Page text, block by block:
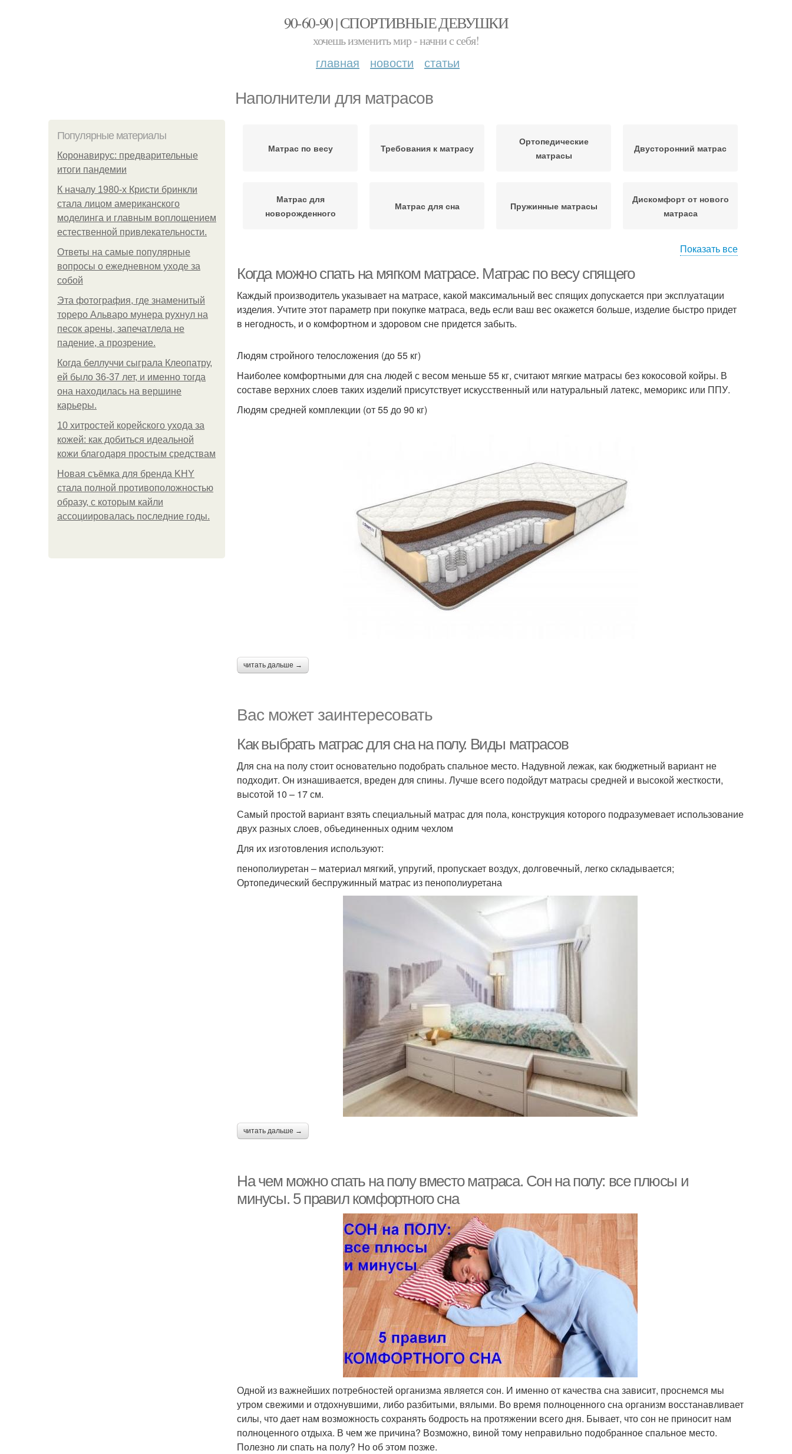
90-60-90 | СПОРТИВНЫЕ ДЕВУШКИ
хочешь изменить мир - начни с себя!
главная новости статьи
Наполнители для матрасов
Популярные материалы
Коронавирус: предварительные
итоги пандемии
К началу 1980-х Кристи бринкли
стала лицом американского
моделинга и главным воплощением
естественной привлекательности.
Ответы на самые популярные
вопросы о ежедневном уходе за
собой
Эта фотография, где знаменитый
тореро Альваро мунера рухнул на
песок арены, запечатлела не
падение, а прозрение.
Когда беллуччи сыграла Клеопатру,
ей было 36-37 лет, и именно тогда
она находилась на вершине
карьеры.
10 хитростей корейского ухода за
кожей: как добиться идеальной
кожи благодаря простым средствам
Новая съёмка для бренда KHY
стала полной противоположностью
образу, с которым кайли
ассоциировалась последние годы.
Матрас по весу Требования к матрасу
Ортопедические
матрасы
Двусторонний матрас
Матрас для
новорожденного
Матрас для сна Пружинные матрасы
Дискомфорт от нового
матраса
Показать все
Когда можно спать на мягком матрасе. Матрас по весу спящего
Каждый производитель указывает на матрасе, какой максимальный вес спящих допускается при эксплуатации
изделия. Учтите этот параметр при покупке матраса, ведь если ваш вес окажется больше, изделие быстро придет
в негодность, и о комфортном и здоровом сне придется забыть.
Людям стройного телосложения (до 55 кг)
Наиболее комфортными для сна людей с весом меньше 55 кг, считают мягкие матрасы без кокосовой койры. В
составе верхних слоев таких изделий присутствует искусственный или натуральный латекс, меморикс или ППУ.
Людям средней комплекции (от 55 до 90 кг)
читать дальше →
Вас может заинтересовать
Как выбрать матрас для сна на полу. Виды матрасов
Для сна на полу стоит основательно подобрать спальное место. Надувной лежак, как бюджетный вариант не
подходит. Он изнашивается, вреден для спины. Лучше всего подойдут матрасы средней и высокой жесткости,
высотой 10 – 17 см.
Самый простой вариант взять специальный матрас для пола, конструкция которого подразумевает использование
двух разных слоев, объединенных одним чехлом
Для их изготовления используют:
пенополиуретан – материал мягкий, упругий, пропускает воздух, долговечный, легко складывается;
Ортопедический беспружинный матрас из пенополиуретана
читать дальше →
На чем можно спать на полу вместо матраса. Сон на полу: все плюсы и
минусы. 5 правил комфортного сна
Одной из важнейших потребностей организма является сон. И именно от качества сна зависит, проснемся мы
утром свежими и отдохнувшими, либо разбитыми, вялыми. Во время полноценного сна организм восстанавливает
силы, что дает нам возможность сохранять бодрость на протяжении всего дня. Бывает, что сон не приносит нам
полноценного отдыха. В чем же причина? Возможно, виной тому неправильно подобранное спальное место.
Полезно ли спать на полу? Но об этом позже.